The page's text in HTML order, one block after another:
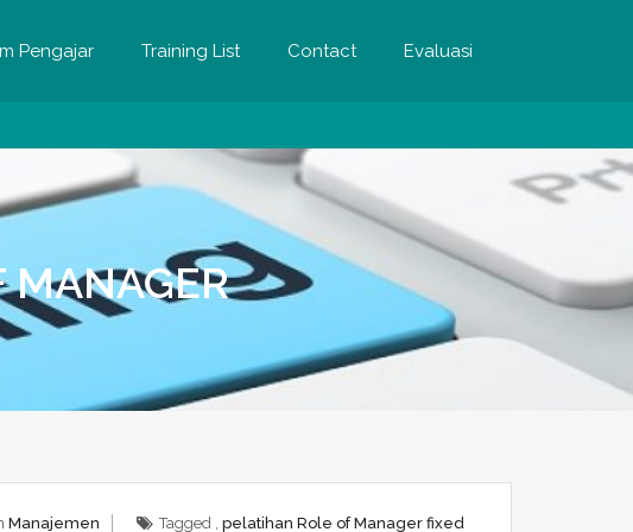
Pengajar Training List Contact Evaluasi
MANAGER
Manajemen Tagged , pelatihan Role of Manager fixed